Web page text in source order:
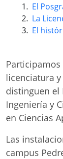
El
La
El
licenciatura
distinguen el
Ingeniería y
en Ciencias
Las
campus